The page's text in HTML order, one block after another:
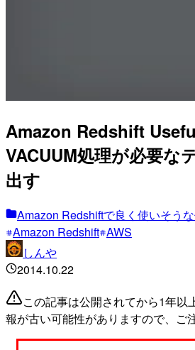
Amazon Redshift
VACUUM処理が必要な
出す
Amazon Redshiftで良く使いそう
Amazon Redshift AWS
しんや
2014.10.22
この記事は公開されてから1年以
報が古い可能性がありますので、ご